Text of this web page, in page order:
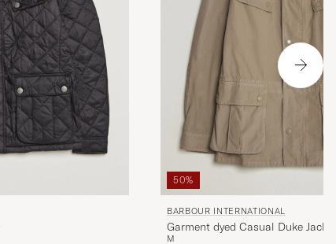
50%
BARBOUR INTERNATIONAL
Garment dyed Casual Duke
M